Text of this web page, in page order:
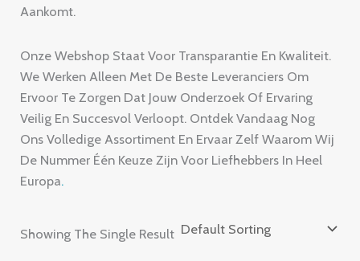
Aankomt.
Onze Webshop Staat Voor Transparantie En Kwaliteit.
We Werken Alleen Met De Beste Leveranciers Om
Ervoor Te Zorgen Dat Jouw Onderzoek Of Ervaring
Veilig En Succesvol Verloopt. Ontdek Vandaag Nog
Ons Volledige Assortiment En Ervaar Zelf Waarom Wij
De Nummer Één Keuze Zijn Voor Liefhebbers In Heel
Europa.
Showing The Single Result